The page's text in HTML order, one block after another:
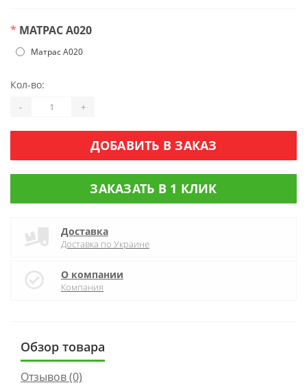
* МАТРАС А020
Матрас А020
Кол-во:
- +
ДОБАВИТЬ В ЗАКАЗ
ЗАКАЗАТЬ В 1 КЛИК
Доставка
Доставка по Украине
О компании
Компания
Обзор товара
Отзывов (0)